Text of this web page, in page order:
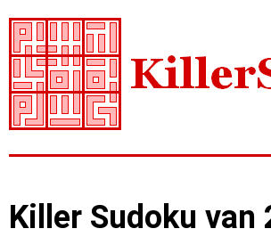
Killer Sudoku van